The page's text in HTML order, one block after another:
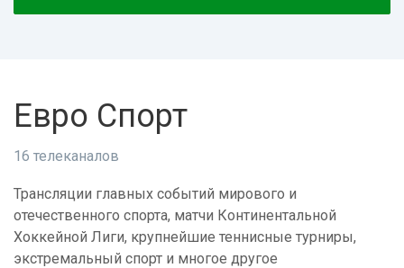
Евро Спорт
16 телеканалов
Трансляции главных событий мирового и
отечественного спорта, матчи Континентальной
Хоккейной Лиги, крупнейшие теннисные турниры,
экстремальный спорт и многое другое